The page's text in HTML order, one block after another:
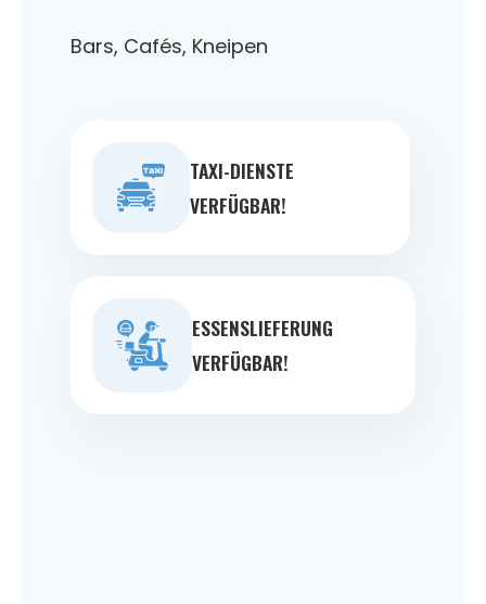
Bars, Cafés, Kneipen
TAXI-DIENSTE
VERFÜGBAR!
ESSENSLIEFERUNG
VERFÜGBAR!